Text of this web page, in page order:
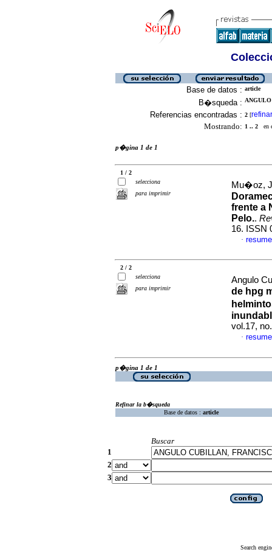
Base de datos : article
B�squeda :
Referencias encontradas : 2 [refinar
Mostrando: 1 .. 2 en
p�gina 1 de 1
1 / 2
selecciona
para imprimir
Mu�oz,
frente a
Pelo..
16. ISSN
·
2 / 2
selecciona
para imprimir
Angulo
de hpg
vol.17,
·
p�gina 1 de 1
Refinar la b�squeda
Base de datos : article
Buscar
1
2
3
Search